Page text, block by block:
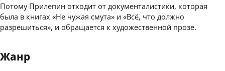
Потому Прилепин отходит от документалистики, которая
была в книгах «Не чужая смута» и «Всё, что должно
разрешиться», и обращается к художественной прозе.
Жанр